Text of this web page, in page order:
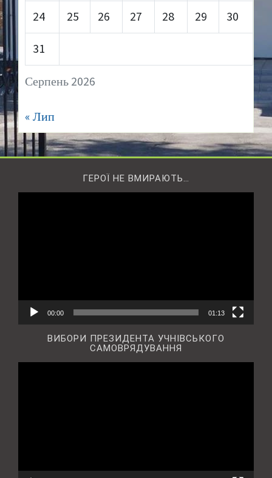
Серпень 2026
24 25 26 27 28 29 30
31
« Лип
ГЕРОЇ НЕ ВМИРАЮТЬ…
00:00 01:13
ВИБОРИ ПРЕЗИДЕНТА УЧНІВСЬКОГО
САМОВРЯДУВАННЯ